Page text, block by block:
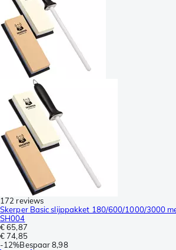
172 reviews
Skerper Basic slijppakket 180/600/1000/3000
SH004
€ 65,87
€ 74,85
-12%Bespaar 8,98